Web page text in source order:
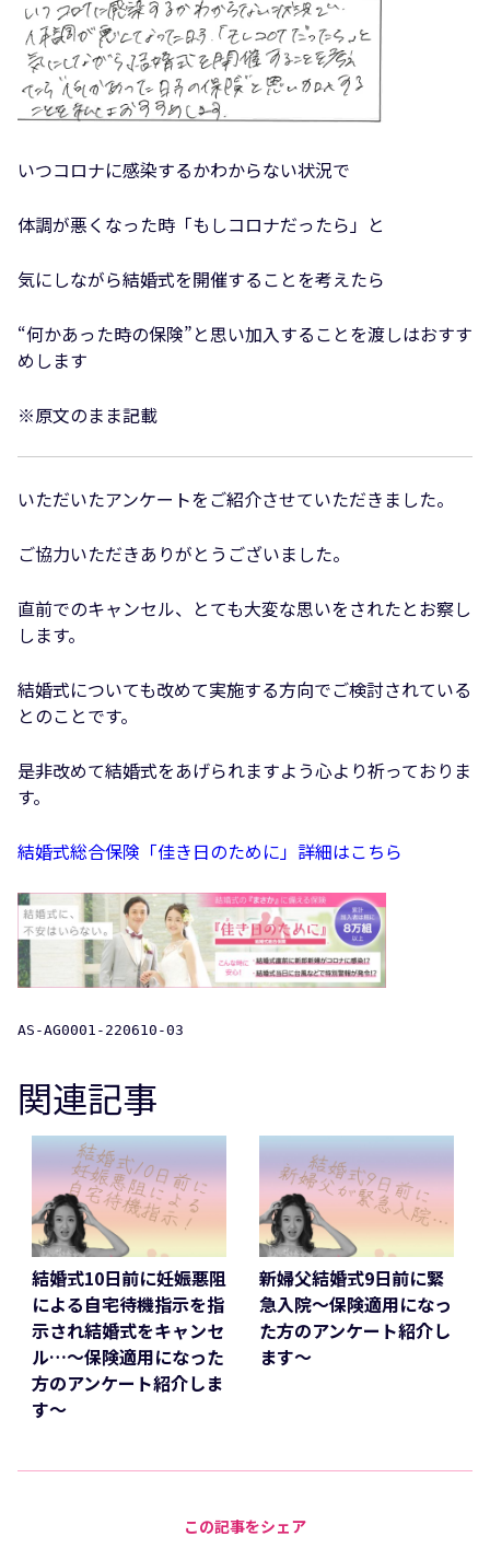
いつコロナに感染するかわからない状況で
体調が悪くなった時「もしコロナだったら」と
気にしながら結婚式を開催することを考えたら
“何かあった時の保険”と思い加入することを渡しはおすす
めします
※原文のまま記載
いただいたアンケートをご紹介させていただきました。
ご協力いただきありがとうございました。
直前でのキャンセル、とても大変な思いをされたとお察し
します。
結婚式についても改めて実施する方向でご検討されている
とのことです。
是非改めて結婚式をあげられますよう心より祈っておりま
す。
結婚式総合保険「佳き日のために」詳細はこちら
AS-AG0001-220610-03
関連記事
結婚式10日前に妊娠悪阻
による自宅待機指示を指
示され結婚式をキャンセ
ル…～保険適用になった
方のアンケート紹介しま
す～
新婦父結婚式9日前に緊
急入院～保険適用になっ
た方のアンケート紹介し
ます～
この記事をシェア